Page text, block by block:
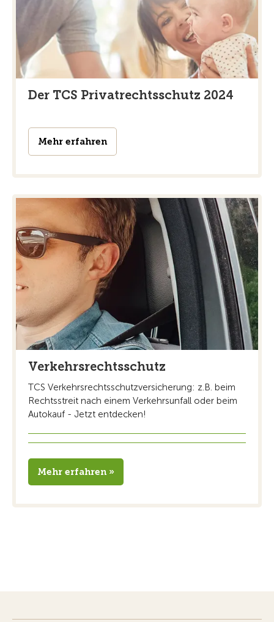
Der TCS Privatrechtsschutz 2024
Mehr erfahren
Verkehrsrechtsschutz
TCS Verkehrsrechtsschutzversicherung: z.B. beim
Rechtsstreit nach einem Verkehrsunfall oder beim
Autokauf - Jetzt entdecken!
Mehr erfahren »